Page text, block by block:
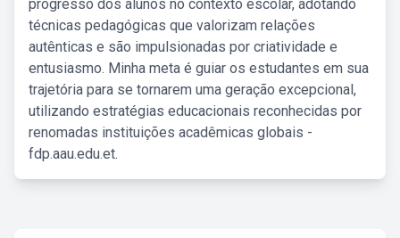
progresso dos alunos no contexto escolar, adotando
técnicas pedagógicas que valorizam relações
autênticas e são impulsionadas por criatividade e
entusiasmo. Minha meta é guiar os estudantes em sua
trajetória para se tornarem uma geração excepcional,
utilizando estratégias educacionais reconhecidas por
renomadas instituições acadêmicas globais -
fdp.aau.edu.et.